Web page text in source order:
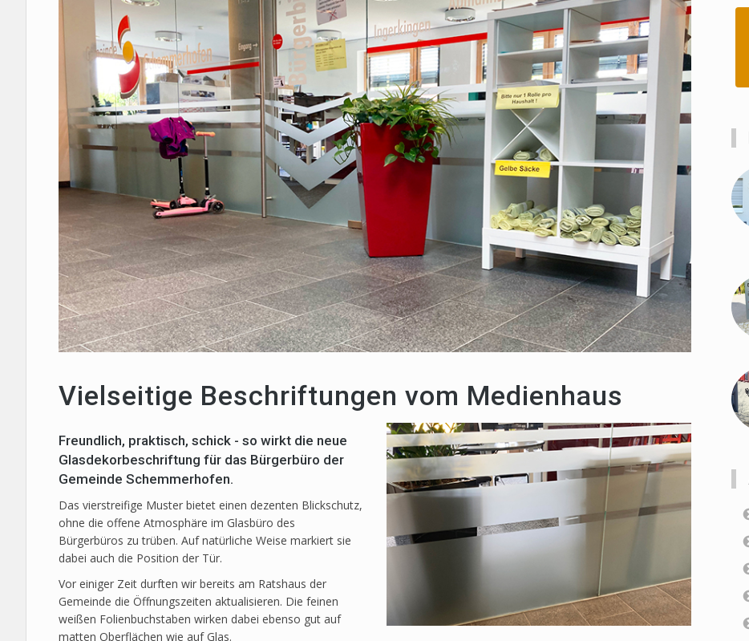
Vielseitige Beschriftungen vom Medienhaus
Freundlich, praktisch, schick - so wirkt die neue
Glasdekorbeschriftung für das Bürgerbüro der
Gemeinde Schemmerhofen.
Das vierstreifige Muster bietet einen dezenten Blickschutz,
ohne die offene Atmosphäre im Glasbüro des
Bürgerbüros zu trüben. Auf natürliche Weise markiert sie
dabei auch die Position der Tür.
Vor einiger Zeit durften wir bereits am Ratshaus der
Gemeinde die Öffnungszeiten aktualisieren. Die feinen
weißen Folienbuchstaben wirken dabei ebenso gut auf
matten Oberflächen wie auf Glas.